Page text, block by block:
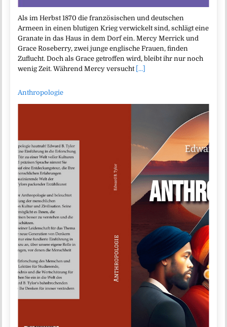
Als im Herbst 1870 die französischen und deutschen
Armeen in einen blutigen Krieg verwickelt sind, schlägt eine
Granate in das Haus in dem Dorf ein. Mercy Merrick und
Grace Roseberry, zwei junge englische Frauen, finden
Zuflucht. Doch als Grace getroffen wird, bleibt ihr nur noch
wenig Zeit. Während Mercy versucht [...]
Anthropologie